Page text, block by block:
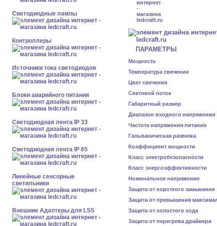
Светодиодные лампы
Контроллеры
Источники тока светодиодов
Блоки аварийного питания
Светодиодная лента IP 33
Светодиодная лента IP 65
Линейные сенсорные
светильники
Внешние Адаптеры для LSS
ПАРАМЕТРЫ
Мощность
Температура свечения
Цвет свечения
Световой поток
Габаритный размер
Диапазон входного напряжения
Частота напряжения питания
Гальваническая развязка
Коэффициент мощности
Класс электробезопасности
Класс энергоэффективности
Номинальное напряжение
Защита от короткого замыкания
Защита от превышения
Защита от холостого хода
Защита от перегрева драйвера